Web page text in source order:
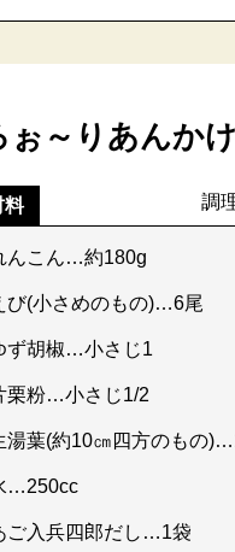
ぉ～りあんか
料 調
んこん…約180g
び(小さめのもの)…6尾
ず胡椒…小さじ1
栗粉…小さじ1/2
湯葉(約10㎝四方のもの
…250cc
ご入兵四郎だし…1袋